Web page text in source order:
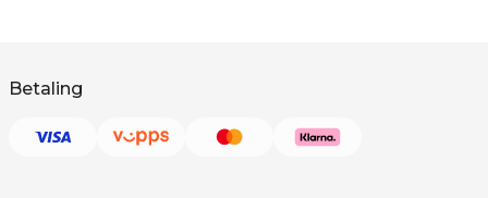
Betaling